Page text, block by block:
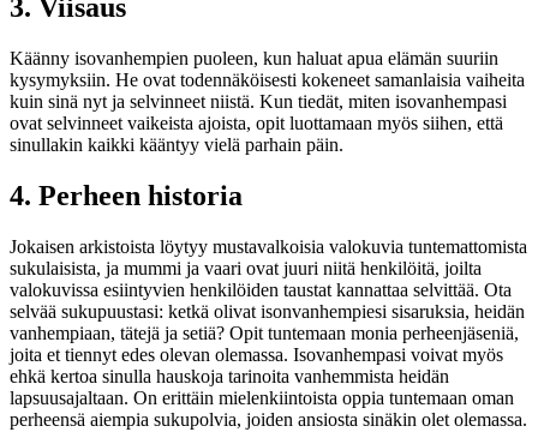
3. Viisaus
Käänny isovanhempien puoleen, kun haluat apua elämän suuriin
kysymyksiin. He ovat todennäköisesti kokeneet samanlaisia vaiheita
kuin sinä nyt ja selvinneet niistä. Kun tiedät, miten isovanhempasi
ovat selvinneet vaikeista ajoista, opit luottamaan myös siihen, että
sinullakin kaikki kääntyy vielä parhain päin.
4. Perheen historia
Jokaisen arkistoista löytyy mustavalkoisia valokuvia tuntemattomista
sukulaisista, ja mummi ja vaari ovat juuri niitä henkilöitä, joilta
valokuvissa esiintyvien henkilöiden taustat kannattaa selvittää. Ota
selvää sukupuustasi: ketkä olivat isonvanhempiesi sisaruksia, heidän
vanhempiaan, tätejä ja setiä? Opit tuntemaan monia perheenjäseniä,
joita et tiennyt edes olevan olemassa. Isovanhempasi voivat myös
ehkä kertoa sinulla hauskoja tarinoita vanhemmista heidän
lapsuusajaltaan. On erittäin mielenkiintoista oppia tuntemaan oman
perheensä aiempia sukupolvia, joiden ansiosta sinäkin olet olemassa.